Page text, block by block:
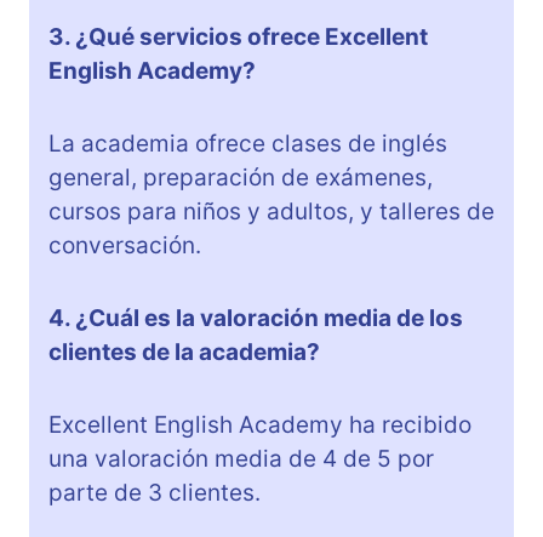
3. ¿Qué servicios ofrece Excellent
English Academy?
La academia ofrece clases de inglés
general, preparación de exámenes,
cursos para niños y adultos, y talleres de
conversación.
4. ¿Cuál es la valoración media de los
clientes de la academia?
Excellent English Academy ha recibido
una valoración media de 4 de 5 por
parte de 3 clientes.